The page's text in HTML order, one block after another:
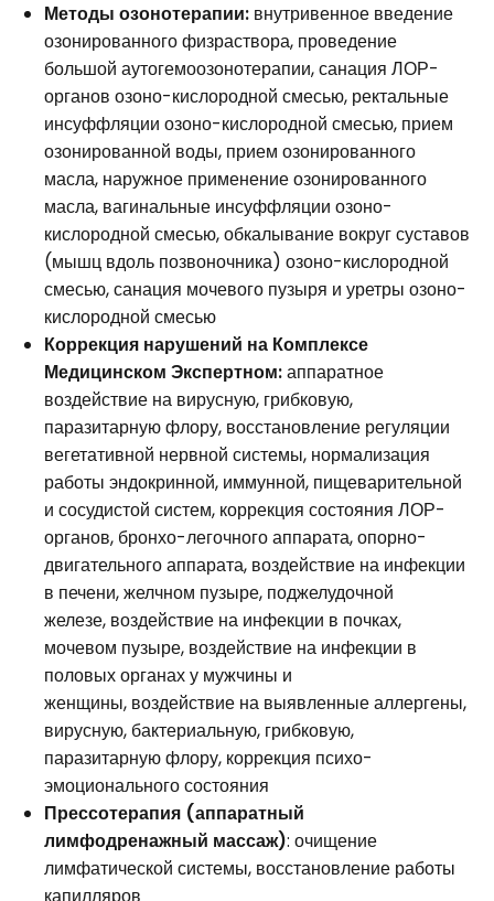
Методы озонотерапии: внутривенное введение
озонированного физраствора, проведение
большой аутогемоозонотерапии, санация ЛОР-
органов озоно-кислородной смесью, ректальные
инсуффляции озоно-кислородной смесью, прием
озонированной воды, прием озонированного
масла, наружное применение озонированного
масла, вагинальные инсуффляции озоно-
кислородной смесью, обкалывание вокруг суставов
(мышц вдоль позвоночника) озоно-кислородной
смесью, санация мочевого пузыря и уретры озоно-
кислородной смесью
Коррекция нарушений на Комплексе
Медицинском Экспертном:аппаратное
воздействие на вирусную, грибковую,
паразитарную флору, восстановление регуляции
вегетативной нервной системы, нормализация
работы эндокринной, иммунной, пищеварительной
и сосудистой систем, коррекция состояния ЛОР-
органов, бронхо-легочного аппарата, опорно-
двигательного аппарата, воздействие на инфекции
в печени, желчном пузыре, поджелудочной
железе, воздействие на инфекции в почках,
мочевом пузыре, воздействие на инфекции в
половых органах у мужчины и
женщины, воздействие на выявленные аллергены,
вирусную, бактериальную, грибковую,
паразитарную флору, коррекция психо-
эмоционального состояния
Прессотерапия (аппаратный
лимфодренажный массаж): очищение
лимфатической системы, восстановление работы